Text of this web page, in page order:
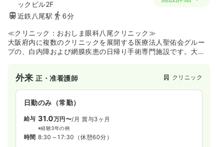
ックビル2F
近鉄八尾駅
6分
≪クリニック：おおしま眼科八尾クリニック≫
大阪府内に複数のクリニックを展開する医療法人聖佑会グルー
プの、白内障および網膜疾患の日帰り手術専門施設です。大学
しています。国内外から多くの紹介を受けており、英語や中国
語でのインバウンド患者対応も行っているのが特徴です。ま
た、国内外の医師へ向けた手術指導や見学の受け入れを積極的
に行っており、最新の手術技術や専門的な眼科医療に触れなが
ら働くことができる施設です。
外来正・准看護師 クリニック
日勤のみ（常勤）
給与 31.0万円〜/月 賞与3ヶ月
※経験3年の例
時間 8:30～17:30 （休憩60分）